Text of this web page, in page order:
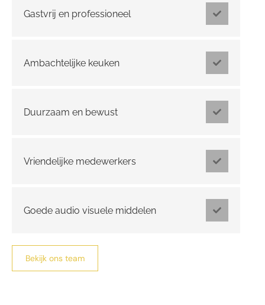
Gastvrij en professioneel
Ambachtelijke keuken
Duurzaam en bewust
Vriendelijke medewerkers
Goede audio visuele middelen
Bekijk ons team